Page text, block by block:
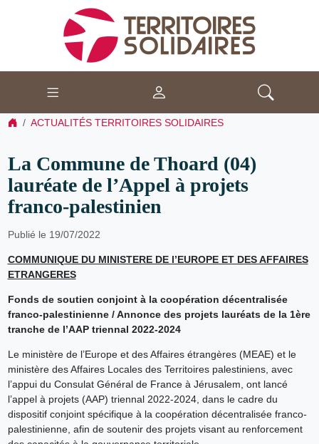
ACTUALITÉS TERRITOIRES SOLIDAIRES
La Commune de Thoard (04)
lauréate de l’Appel à projets
franco-palestinien
Publié le 19/07/2022
COMMUNIQUE DU MINISTERE DE l’EUROPE ET DES AFFAIRES
ETRANGERES
Fonds de soutien conjoint à la coopération décentralisée
franco-palestinienne / Annonce des projets lauréats de la 1ère
tranche de l’AAP triennal 2022-2024
Le ministère de l’Europe et des Affaires étrangères (MEAE) et le
ministère des Affaires Locales des Territoires palestiniens, avec
l’appui du Consulat Général de France à Jérusalem, ont lancé
l’appel à projets (AAP) triennal 2022-2024, dans le cadre du
dispositif conjoint spécifique à la coopération décentralisée franco-
palestinienne, afin de soutenir des projets visant au renforcement